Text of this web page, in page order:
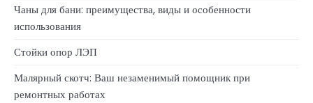
Чаны для бани: преимущества, виды и особенности
использования
Стойки опор ЛЭП
Малярный скотч: Ваш незаменимый помощник при
ремонтных работах